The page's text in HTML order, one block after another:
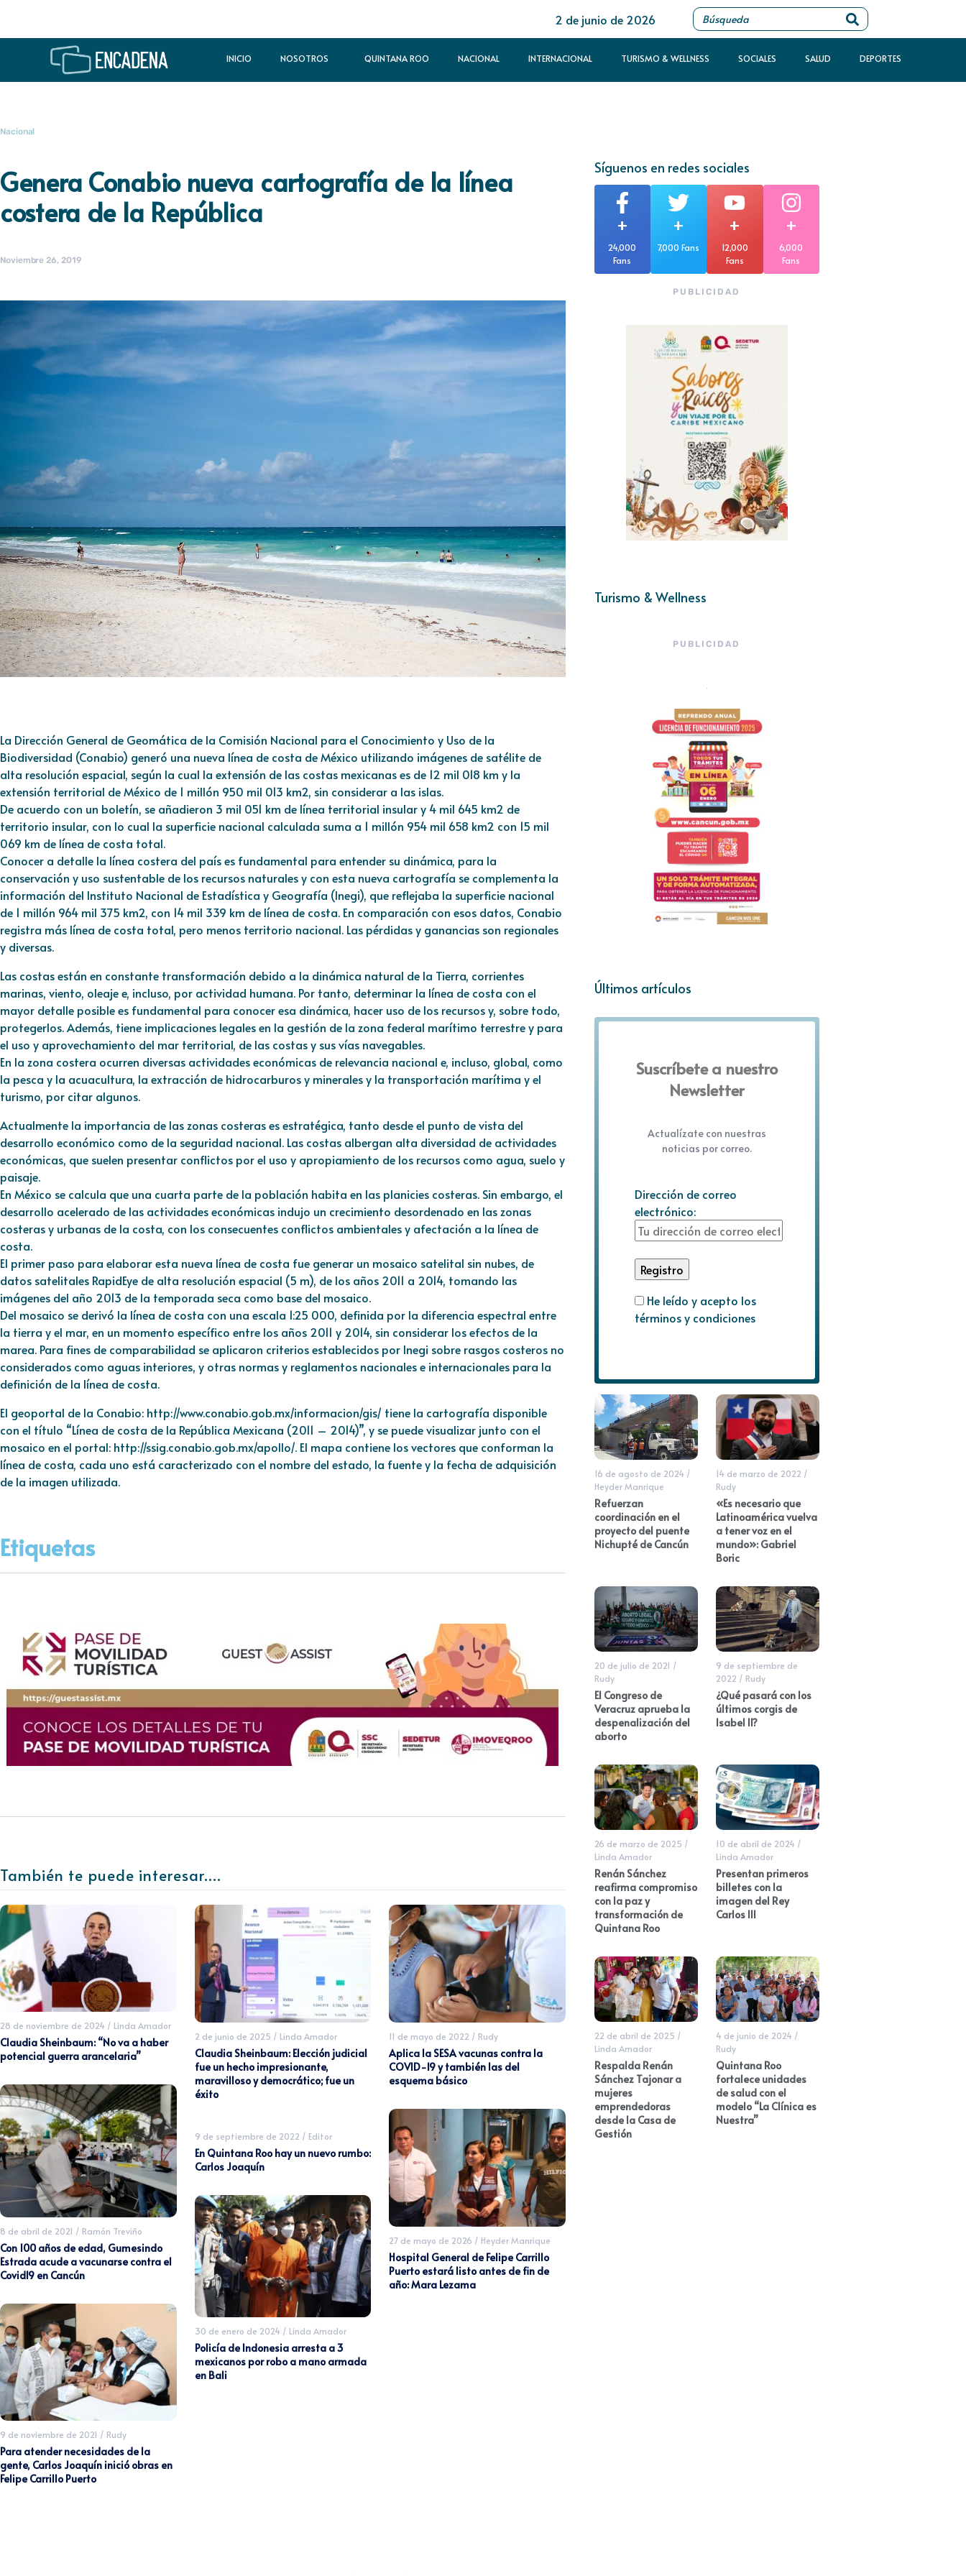
2 de junio de 2026
INICIO NOSOTROS QUINTANA ROO NACIONAL INTERNACIONAL TURISMO & WELLNESS SOCIALES SALUD DEPORTES
Nacional
Genera Conabio nueva cartografía de la línea
costera de la República
Noviembre 26, 2019
La Dirección General de Geomática de la Comisión Nacional para el Conocimiento y Uso de la
Biodiversidad (Conabio) generó una nueva línea de costa de México utilizando imágenes de satélite de
alta resolución espacial, según la cual la extensión de las costas mexicanas es de 12 mil 018 km y la
extensión territorial de México de 1 millón 950 mil 013 km2, sin considerar a las islas.
De acuerdo con un boletín, se añadieron 3 mil 051 km de línea territorial insular y 4 mil 645 km2 de
territorio insular, con lo cual la superficie nacional calculada suma a 1 millón 954 mil 658 km2 con 15 mil
069 km de línea de costa total.
Conocer a detalle la línea costera del país es fundamental para entender su dinámica, para la
conservación y uso sustentable de los recursos naturales y con esta nueva cartografía se complementa la
información del Instituto Nacional de Estadística y Geografía (Inegi), que reflejaba la superficie nacional
de 1 millón 964 mil 375 km2, con 14 mil 339 km de línea de costa. En comparación con esos datos, Conabio
registra más línea de costa total, pero menos territorio nacional. Las pérdidas y ganancias son regionales
y diversas.
Las costas están en constante transformación debido a la dinámica natural de la Tierra, corrientes
marinas, viento, oleaje e, incluso, por actividad humana. Por tanto, determinar la línea de costa con el
mayor detalle posible es fundamental para conocer esa dinámica, hacer uso de los recursos y, sobre todo,
protegerlos. Además, tiene implicaciones legales en la gestión de la zona federal marítimo terrestre y para
el uso y aprovechamiento del mar territorial, de las costas y sus vías navegables.
En la zona costera ocurren diversas actividades económicas de relevancia nacional e, incluso, global, como
la pesca y la acuacultura, la extracción de hidrocarburos y minerales y la transportación marítima y el
turismo, por citar algunos.
Actualmente la importancia de las zonas costeras es estratégica, tanto desde el punto de vista del
desarrollo económico como de la seguridad nacional. Las costas albergan alta diversidad de actividades
económicas, que suelen presentar conflictos por el uso y apropiamiento de los recursos como agua, suelo y
paisaje.
En México se calcula que una cuarta parte de la población habita en las planicies costeras. Sin embargo, el
desarrollo acelerado de las actividades económicas indujo un crecimiento desordenado en las zonas
costeras y urbanas de la costa, con los consecuentes conflictos ambientales y afectación a la línea de
costa.
El primer paso para elaborar esta nueva línea de costa fue generar un mosaico satelital sin nubes, de
datos satelitales RapidEye de alta resolución espacial (5 m), de los años 2011 a 2014, tomando las
imágenes del año 2013 de la temporada seca como base del mosaico.
Del mosaico se derivó la línea de costa con una escala 1:25 000, definida por la diferencia espectral entre
la tierra y el mar, en un momento específico entre los años 2011 y 2014, sin considerar los efectos de la
marea. Para fines de comparabilidad se aplicaron criterios establecidos por Inegi sobre rasgos costeros no
considerados como aguas interiores, y otras normas y reglamentos nacionales e internacionales para la
definición de la línea de costa.
El geoportal de la Conabio: http://www.conabio.gob.mx/informacion/gis/ tiene la cartografía disponible
con el título “Línea de costa de la República Mexicana (2011 – 2014)”, y se puede visualizar junto con el
mosaico en el portal: http://ssig.conabio.gob.mx/apollo/. El mapa contiene los vectores que conforman la
línea de costa, cada uno está caracterizado con el nombre del estado, la fuente y la fecha de adquisición
de la imagen utilizada.
Etiquetas
También te puede interesar....
28 de noviembre de 2024 / Linda Amador
Claudia Sheinbaum: “No va a haber
potencial guerra arancelaria”
8 de abril de 2021 / Ramón Treviño
Con 100 años de edad, Gumesindo
Estrada acude a vacunarse contra el
Covid19 en Cancún
9 de noviembre de 2021 / Rudy
Para atender necesidades de la
gente, Carlos Joaquín inició obras en
Felipe Carrillo Puerto
2 de junio de 2025 / Linda Amador
Claudia Sheinbaum: Elección judicial
fue un hecho impresionante,
maravilloso y democrático; fue un
éxito
9 de septiembre de 2022 / Editor
En Quintana Roo hay un nuevo rumbo:
Carlos Joaquín
30 de enero de 2024 / Linda Amador
Policía de Indonesia arresta a 3
mexicanos por robo a mano armada
en Bali
11 de mayo de 2022 / Rudy
Aplica la SESA vacunas contra la
COVID-19 y también las del
esquema básico
27 de mayo de 2026 / Heyder Manrique
Hospital General de Felipe Carrillo
Puerto estará listo antes de fin de
año: Mara Lezama
Síguenos en redes sociales
+
24,000
Fans
+
7,000 Fans
+
12,000
Fans
+
6,000
Fans
PUBLICIDAD
Turismo & Wellness
PUBLICIDAD
Últimos artículos
Suscríbete a nuestro
Newsletter
Actualízate con nuestras
noticias por correo.
Dirección de correo
electrónico:
He leído y acepto los
términos y condiciones
16 de agosto de 2024 /
Heyder Manrique
Refuerzan
coordinación en el
proyecto del puente
Nichupté de Cancún
14 de marzo de 2022 /
Rudy
«Es necesario que
Latinoamérica vuelva
a tener voz en el
mundo»: Gabriel
Boric
20 de julio de 2021 /
Rudy
El Congreso de
Veracruz aprueba la
despenalización del
aborto
9 de septiembre de
2022 / Rudy
¿Qué pasará con los
últimos corgis de
Isabel II?
26 de marzo de 2025 /
Linda Amador
Renán Sánchez
reafirma compromiso
con la paz y
transformación de
Quintana Roo
10 de abril de 2024 /
Linda Amador
Presentan primeros
billetes con la
imagen del Rey
Carlos III
22 de abril de 2025 /
Linda Amador
Respalda Renán
Sánchez Tajonar a
mujeres
emprendedoras
desde la Casa de
Gestión
4 de junio de 2024 /
Rudy
Quintana Roo
fortalece unidades
de salud con el
modelo “La Clínica es
Nuestra”